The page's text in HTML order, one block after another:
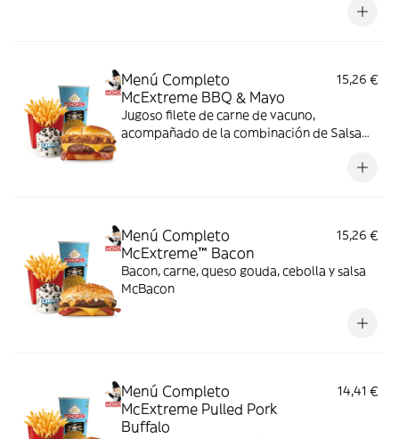
Menú Completo
McExtreme BBQ & Mayo
15,26 €
Jugoso filete de carne de vacuno,
acompañado de la combinación de Salsa
doble de cheddar, lechuga fresca y tiras de
Menú Completo
McExtreme™ Bacon
15,26 €
Bacon, carne, queso gouda, cebolla y salsa
McBacon
Menú Completo
McExtreme Pulled Pork
Buffalo
14,41 €